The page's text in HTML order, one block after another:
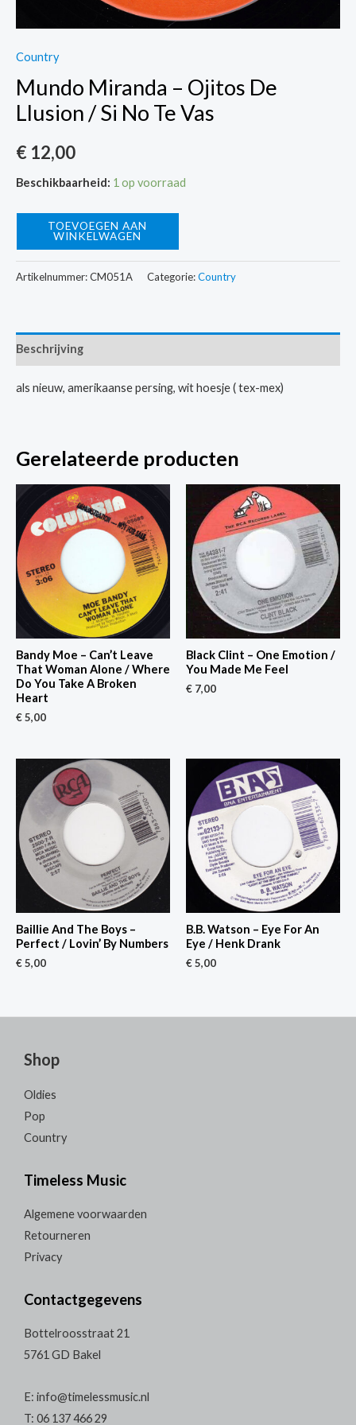
Country
Mundo Miranda – Ojitos De
Llusion / Si No Te Vas
€ 12,00
Beschikbaarheid: 1 op voorraad
Mundo
Llusion
/
No
aantal
TOEVOEGEN AAN
WINKELWAGEN
Artikelnummer:CM051A Categorie:Country
Beschrijving
als nieuw, amerikaanse persing, wit hoesje ( tex-mex)
Gerelateerde producten
Bandy Moe – Can’t Leave
That Woman Alone / Where
Do You Take A Broken
Heart
€5,00
Black Clint – One Emotion /
You Made Me Feel
€ 7,00
Baillie And The Boys –
Perfect / Lovin’ By Numbers
€5,00
B.B. Watson – Eye For An
Eye / Henk Drank
€5,00
Shop
Oldies
Pop
Country
Timeless Music
Algemene voorwaarden
Retourneren
Privacy
Contactgegevens
Bottelroosstraat 21
5761 GD Bakel
E: info@timelessmusic.nl
T: 06 137 466 29